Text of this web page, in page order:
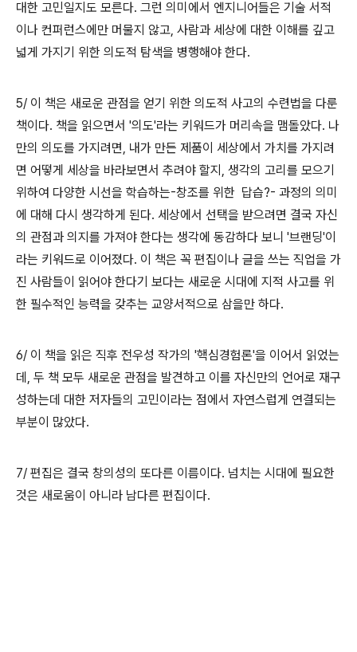
대한 고민일지도 모른다. 그런 의미에서 엔지니어들은 기술 서적
이나 컨퍼런스에만 머물지 않고, 사람과 세상에 대한 이해를 깊고
넓게 가지기 위한 의도적 탐색을 병행해야 한다.
5/ 이 책은 새로운 관점을 얻기 위한 의도적 사고의 수련법을 다룬
책이다. 책을 읽으면서 '의도'라는 키워드가 머리속을 맴돌았다. 나
만의 의도를 가지려면, 내가 만든 제품이 세상에서 가치를 가지려
면 어떻게 세상을 바라보면서 추려야 할지, 생각의 고리를 모으기
위하여 다양한 시선을 학습하는-창조를 위한 답습?- 과정의 의미
에 대해 다시 생각하게 된다. 세상에서 선택을 받으려면 결국 자신
의 관점과 의지를 가져야 한다는 생각에 동감하다 보니 '브랜딩'이
라는 키워드로 이어졌다. 이 책은 꼭 편집이나 글을 쓰는 직업을 가
진 사람들이 읽어야 한다기 보다는 새로운 시대에 지적 사고를 위
한 필수적인 능력을 갖추는 교양서적으로 삼을만 하다.
6/ 이 책을 읽은 직후 전우성 작가의 '핵심경험론'을 이어서 읽었는
데, 두 책 모두 새로운 관점을 발견하고 이를 자신만의 언어로 재구
성하는데 대한 저자들의 고민이라는 점에서 자연스럽게 연결되는
부분이 많았다.
7/ 편집은 결국 창의성의 또다른 이름이다. 넘치는 시대에 필요한
것은 새로움이 아니라 남다른 편집이다.